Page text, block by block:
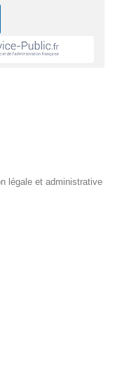
légale et administrative